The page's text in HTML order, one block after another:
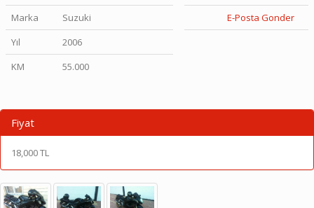
Marka
Suzuki
Yıl
2006
KM
55.000
E-Posta Gonder
Fiyat
18,000 TL